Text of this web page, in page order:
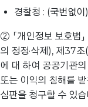
경찰청 : (국번없
② 「개인정보 보호법
의 정정·삭제), 제37
에 대 하여 공공기관
또는 이익의 침해를
심판을 청구할 수 있습